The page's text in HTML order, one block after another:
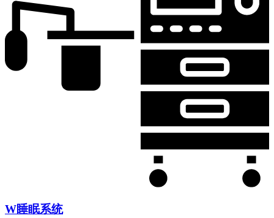
W睡眠系统